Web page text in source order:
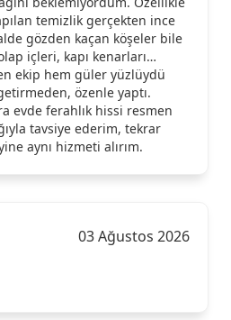
temizlik gerçekten ince
gözden kaçan köşeler bile
içleri, kapı kenarları…
ekip hem güler yüzlüydü
özenle yaptı.
evde ferahlık hissi resmen
tavsiye ederim, tekrar
aynı hizmeti alırım.
03 Ağustos 2026